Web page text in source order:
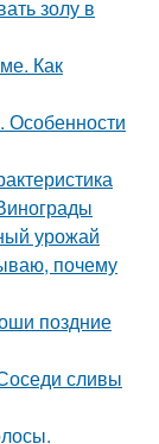
золу в
Как
Особенности
урожай
почему
поздние
сливы